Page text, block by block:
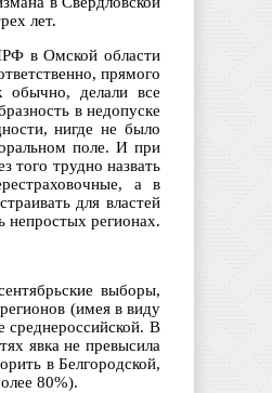
лет.
в Омской области
прямого
обычно, делали все
в недопуске
нигде не было
поле. И при
того трудно назвать
а в
для властей
непростых регионах.
выборы,
(имея в виду
среднероссийской. В
явка не превысила
в Белгородской,
80%).